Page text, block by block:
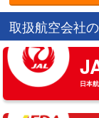
取扱航空会社
日本